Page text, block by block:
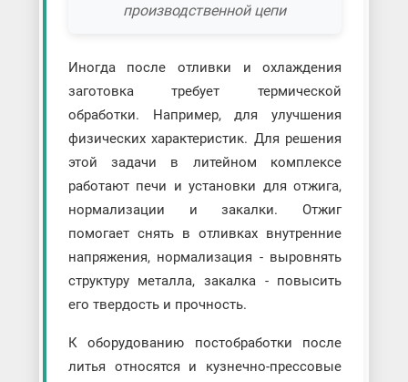
производственной цепи
Иногда после отливки и охлаждения
заготовка требует термической
обработки. Например, для улучшения
физических характеристик. Для решения
этой задачи в литейном комплексе
работают печи и установки для отжига,
нормализации и закалки. Отжиг
помогает снять в отливках внутренние
напряжения, нормализация - выровнять
структуру металла, закалка - повысить
его твердость и прочность.
К оборудованию постобработки после
литья относятся и кузнечно-прессовые